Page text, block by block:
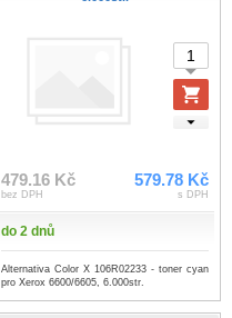
479.16 Kč
bez DPH
579.78 Kč
s DPH
do 2 dnů
Alternativa Color X 106R02233 - toner cyan
pro Xerox 6600/6605, 6.000str.